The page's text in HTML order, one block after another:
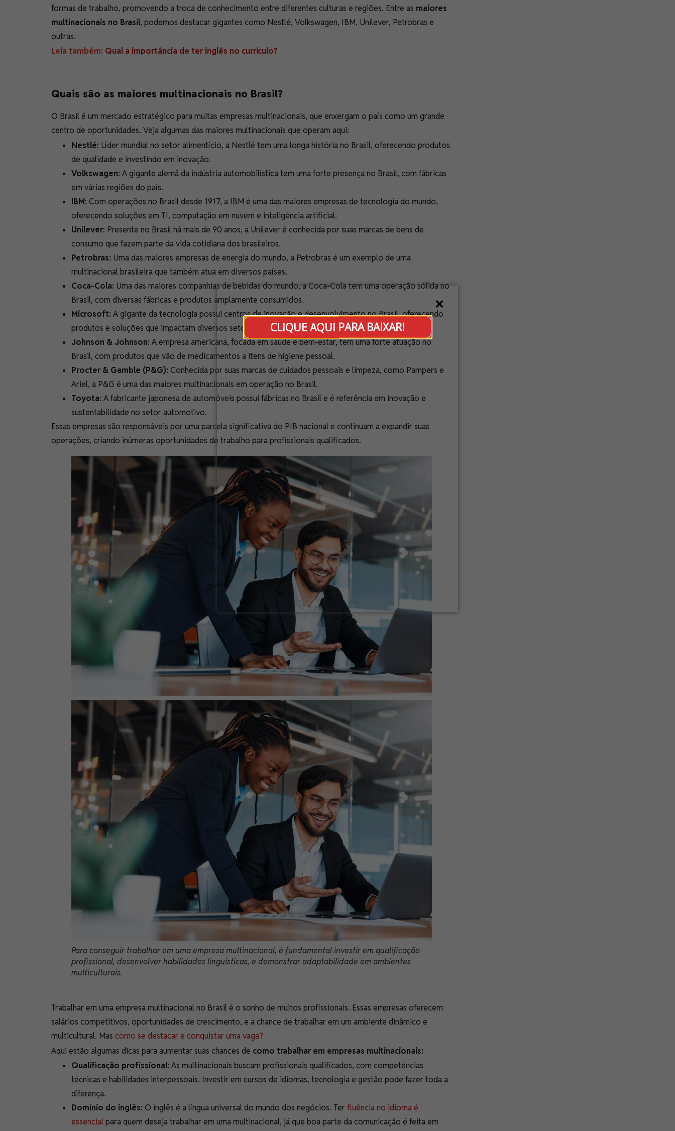
CLIQUE AQUI PARA BAIXAR!
formas de trabalho, promovendo a troca de conhecimento entre diferentes culturas e regiões. Entre as maiores
multinacionais no Brasil, podemos destacar gigantes como Nestlé, Volkswagen, IBM, Unilever, Petrobras e
outras.
Leia também: Qual a importância de ter inglês no currículo?
Quais são as maiores multinacionais no Brasil?
O Brasil é um mercado estratégico para muitas empresas multinacionais, que enxergam o país como um grande
centro de oportunidades. Veja algumas das maiores multinacionais que operam aqui:
Nestlé: Líder mundial no setor alimentício, a Nestlé tem uma longa história no Brasil, oferecendo produtos
de qualidade e investindo em inovação.
Volkswagen: A gigante alemã da indústria automobilística tem uma forte presença no Brasil, com fábricas
em várias regiões do país.
IBM: Com operações no Brasil desde 1917, a IBM é uma das maiores empresas de tecnologia do mundo,
oferecendo soluções em TI, computação em nuvem e inteligência artificial.
Unilever: Presente no Brasil há mais de 90 anos, a Unilever é conhecida por suas marcas de bens de
consumo que fazem parte da vida cotidiana dos brasileiros.
Petrobras: Uma das maiores empresas de energia do mundo, a Petrobras é um exemplo de uma
multinacional brasileira que também atua em diversos países.
Coca-Cola: Uma das maiores companhias de bebidas do mundo, a Coca-Cola tem uma operação sólida no
Brasil, com diversas fábricas e produtos amplamente consumidos.
Microsoft: A gigante da tecnologia possui centros de inovação e desenvolvimento no Brasil, oferecendo
produtos e soluções que impactam diversos setores.
Johnson & Johnson: A empresa americana, focada em saúde e bem-estar, tem uma forte atuação no
Brasil, com produtos que vão de medicamentos a itens de higiene pessoal.
Procter & Gamble (P&G): Conhecida por suas marcas de cuidados pessoais e limpeza, como Pampers e
Ariel, a P&G é uma das maiores multinacionais em operação no Brasil.
Toyota: A fabricante japonesa de automóveis possui fábricas no Brasil e é referência em inovação e
sustentabilidade no setor automotivo.
Essas empresas são responsáveis por uma parcela significativa do PIB nacional e continuam a expandir suas
operações, criando inúmeras oportunidades de trabalho para profissionais qualificados.
Para conseguir trabalhar em uma empresa multinacional, é fundamental investir em qualificação
profissional, desenvolver habilidades linguísticas, e demonstrar adaptabilidade em ambientes
multiculturais.
Trabalhar em uma empresa multinacional no Brasil é o sonho de muitos profissionais. Essas empresas oferecem
salários competitivos, oportunidades de crescimento, e a chance de trabalhar em um ambiente dinâmico e
multicultural. Mas como se destacar e conquistar uma vaga?
Aqui estão algumas dicas para aumentar suas chances de como trabalhar em empresas multinacionais:
Qualificação profissional: As multinacionais buscam profissionais qualificados, com competências
técnicas e habilidades interpessoais. Investir em cursos de idiomas, tecnologia e gestão pode fazer toda a
diferença.
Domínio do inglês: O inglês é a língua universal do mundo dos negócios. Terfluência no idioma é
essencial para quem deseja trabalhar em uma multinacional, já que boa parte da comunicação é feita em